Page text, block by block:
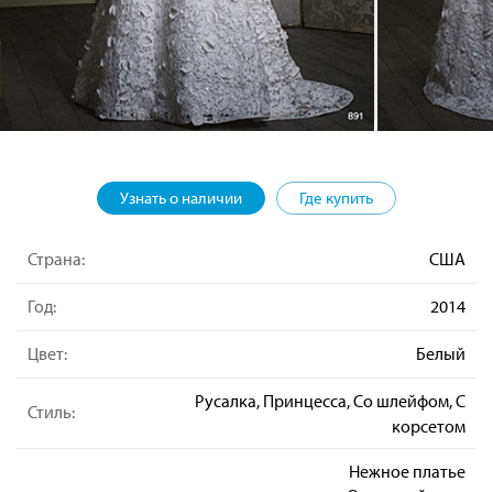
Узнать о наличии Где купить
Страна: США
Год: 2014
Цвет: Белый
Стиль:
Русалка, Принцесса, Со шлейфом, С
корсетом
Нежное платье